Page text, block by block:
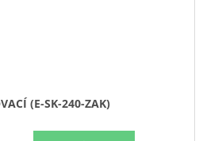
(E-SK-240-ZAK)